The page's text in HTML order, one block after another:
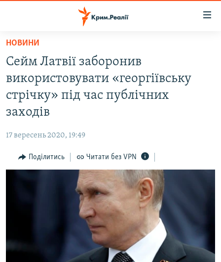
Перейти
основного
матеріалу
Перейти
до
основної
Перейти
пошуку
ВІДЕО ТА ФОТО
ПОЛІТИКА
ПОГЛЯД
ІНТЕРВ'Ю
ЯК ОБІЙТИ БЛОКУВАННЯ
Русский
НОВИНИ
Сейм Латвії заборонив
використовувати «георгіївську
стрічку» під час публічних
заходів
17 вересень 2020, 19:49
Поділитись Читати без VPN